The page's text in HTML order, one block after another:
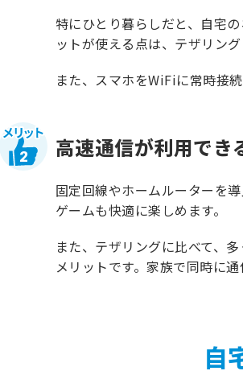
特にひとり暮らしだと、自宅
ットが使える点は、テザリング
また、スマホをWiFiに常時接
2 高速通信が利用でき
固定回線やホームルーターを
ゲームも快適に楽しめます。
また、テザリングに比べて、
メリットです。家族で同時に
自